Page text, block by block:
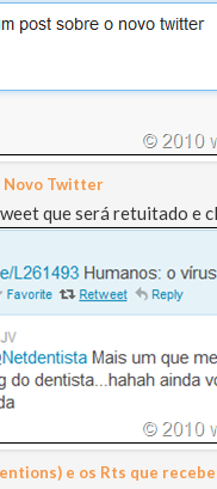
Novo Twitter
que será retuitado e
e os Rts que